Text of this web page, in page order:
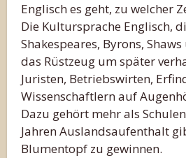
Englisch es geht, zu welcher
Die Kultursprache Englisch,
Shakespeares, Byrons,
das Rüstzeug um später
Juristen, Betriebswirten,
Wissenschaftlern auf
Dazu gehört mehr als
Jahren Auslandsaufenthalt
Blumentopf zu gewinnen.